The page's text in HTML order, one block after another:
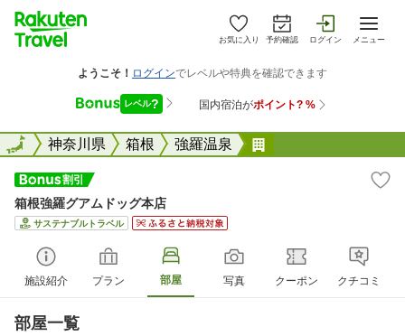
お気に入り 予約確認 ログイン メニュー
全国神奈川県 箱根 強羅温泉
全国
箱根強羅グアムドッグ本店
サステナブルトラベル
施設紹介 プラン 部屋 写真 クーポン クチコミ
部屋一覧